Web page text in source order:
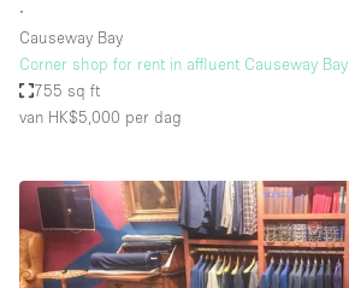
∙
Causeway Bay
Corner shop for rent in affluent Causeway Bay
755 sq ft
van HK$5,000 per dag